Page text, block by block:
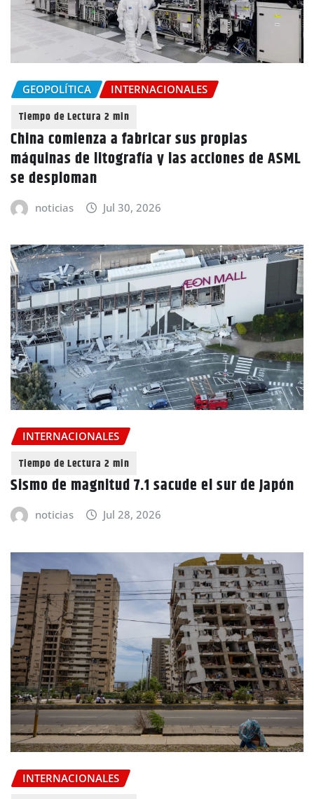
GEOPOLÍTICA INTERNACIONALES
China comienza a fabricar sus propias
máquinas de litografía y las acciones de ASML
se desploman
noticias Jul 30, 2026
INTERNACIONALES
Sismo de magnitud 7.1 sacude el sur de Japón
noticias Jul 28, 2026
INTERNACIONALES